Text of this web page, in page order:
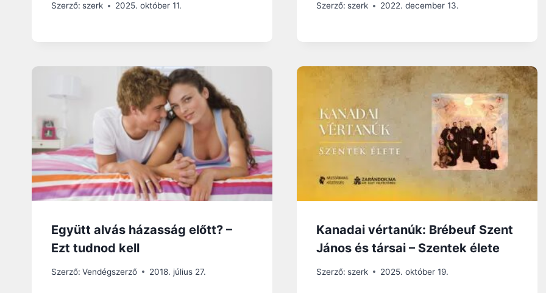
Szerző: szerk 2025. október 11. Szerző: szerk 2022. december 13.
Együtt alvás házasság előtt? –
Ezt tudnod kell
Szerző: Vendégszerző 2018. július 27.
Kanadai vértanúk: Brébeuf Szent
János és társai – Szentek élete
Szerző: szerk 2025. október 19.